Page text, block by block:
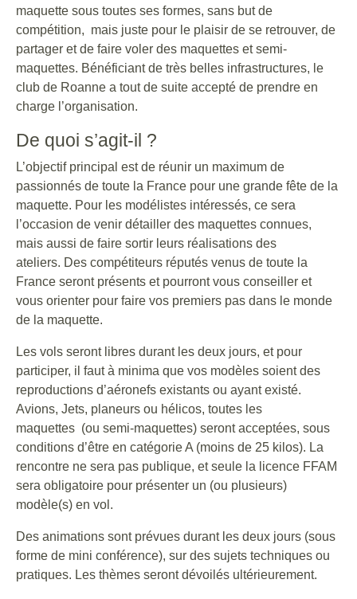
maquette sous toutes ses formes, sans but de
compétition, mais juste pour le plaisir de se retrouver, de
partager et de faire voler des maquettes et semi-
maquettes. Bénéficiant de très belles infrastructures, le
club de Roanne a tout de suite accepté de prendre en
charge l’organisation.
De quoi s’agit-il ?
L’objectif principal est de réunir un maximum de
passionnés de toute la France pour une grande fête de la
maquette. Pour les modélistes intéressés, ce sera
l’occasion de venir détailler des maquettes connues,
mais aussi de faire sortir leurs réalisations des
ateliers. Des compétiteurs réputés venus de toute la
France seront présents et pourront vous conseiller et
vous orienter pour faire vos premiers pas dans le monde
de la maquette.
Les vols seront libres durant les deux jours, et pour
participer, il faut à minima que vos modèles soient des
reproductions d’aéronefs existants ou ayant existé.
Avions, Jets, planeurs ou hélicos, toutes les
maquettes (ou semi-maquettes) seront acceptées, sous
conditions d’être en catégorie A (moins de 25 kilos). La
rencontre ne sera pas publique, et seule la licence FFAM
sera obligatoire pour présenter un (ou plusieurs)
modèle(s) en vol.
Des animations sont prévues durant les deux jours (sous
forme de mini conférence), sur des sujets techniques ou
pratiques. Les thèmes seront dévoilés ultérieurement.